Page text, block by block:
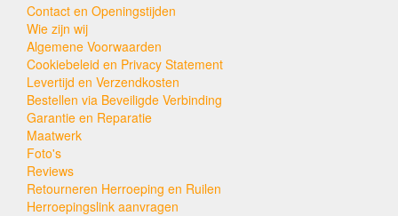
Contact en Openingstijden
Wie zijn wij
Algemene Voorwaarden
Cookiebeleid en Privacy Statement
Levertijd en Verzendkosten
Bestellen via Beveiligde Verbinding
Garantie en Reparatie
Maatwerk
Foto's
Reviews
Retourneren Herroeping en Ruilen
Herroepingslink aanvragen